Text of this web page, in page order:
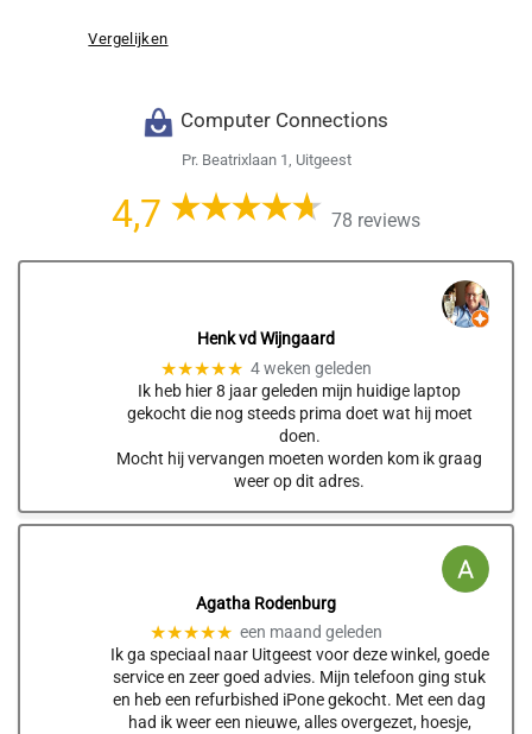
Vergelijken
Computer Connections
Pr. Beatrixlaan 1, Uitgeest
4,7 78 reviews
Henk vd Wijngaard
★★★★★ 4 weken geleden
Ik heb hier 8 jaar geleden mijn huidige laptop
gekocht die nog steeds prima doet wat hij moet
doen.
Mocht hij vervangen moeten worden kom ik graag
weer op dit adres.
Agatha Rodenburg
★★★★★ een maand geleden
Ik ga speciaal naar Uitgeest voor deze winkel, goede
service en zeer goed advies. Mijn telefoon ging stuk
en heb een refurbished iPone gekocht. Met een dag
had ik weer een nieuwe, alles overgezet, hoesje,